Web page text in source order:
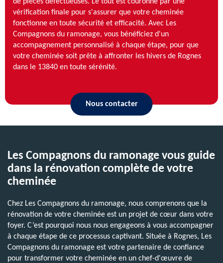
vérification finale pour s'assurer que votre cheminée
fonctionne en toute sécurité et efficacité. Avec Les
Compagnons du ramonage, vous bénéficiez d'un
accompagnement personnalisé à chaque étape, pour que
votre cheminée soit prête à affronter les hivers de Rognes
dans le 13840 en toute sérénité.
Nous contacter
Les Compagnons du ramonage vous guide
dans la rénovation complète de votre
cheminée
Chez Les Compagnons du ramonage, nous comprenons que la
rénovation de votre cheminée est un projet de cœur dans votre
foyer. C’est pourquoi nous nous engageons à vous accompagner
à chaque étape de ce processus captivant. Située à Rognes, Les
Compagnons du ramonage est votre partenaire de confiance
pour transformer votre cheminée en un chef-d'œuvre de